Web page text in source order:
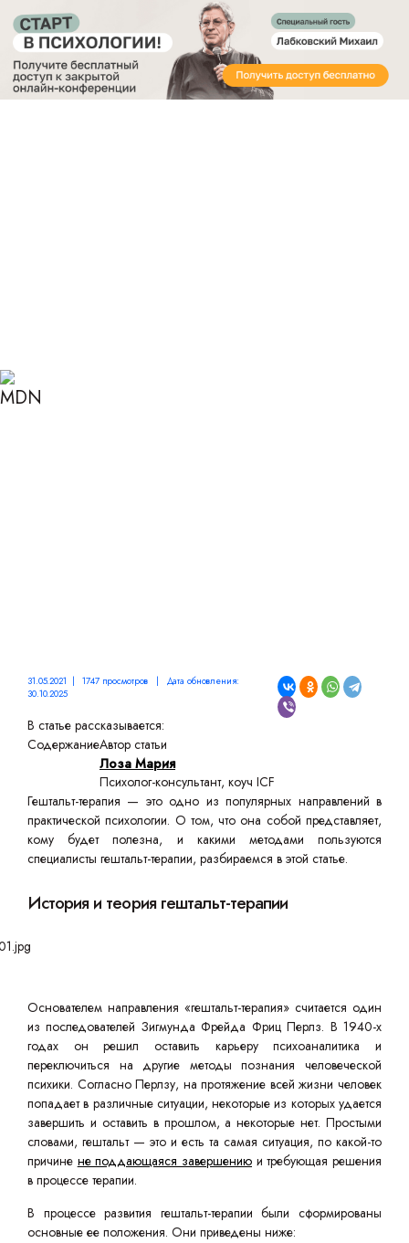
31.05.2021 | 1747 просмотров | Дата обновления:
30.10.2025
В статье рассказывается:
СодержаниеАвтор статьи
Лоза Мария
Психолог-консультант, коуч ICF
Гештальт-терапия — это одно из популярных направлений в
практической психологии. О том, что она собой представляет,
кому будет полезна, и какими методами пользуются
специалисты гештальт-терапии, разбираемся в этой статье.
История и теория гештальт-терапии
Основателем направления «гештальт-терапия» считается один
из последователей Зигмунда Фрейда Фриц Перлз. В 1940-х
годах он решил оставить карьеру психоаналитика и
переключиться на другие методы познания человеческой
психики. Согласно Перлзу, на протяжение всей жизни человек
попадает в различные ситуации, некоторые из которых удается
завершить и оставить в прошлом, а некоторые нет. Простыми
словами, гештальт — это и есть та самая ситуация, по какой-то
причине не поддающаяся завершению и требующая решения
в процессе терапии.
В процессе развития гештальт-терапии были сформированы
основные ее положения. Они приведены ниже: